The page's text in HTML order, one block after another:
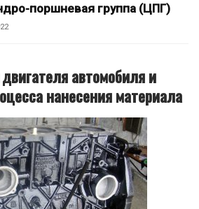
поршневая группа (ЦПГ)
автомобиля и
нанесения материала